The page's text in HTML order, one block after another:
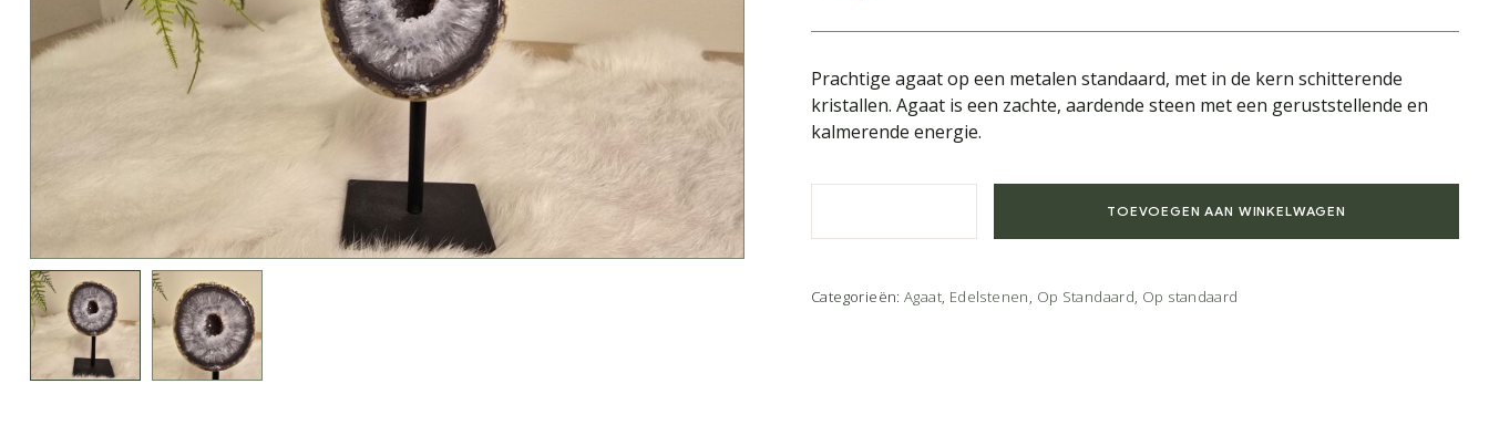
Prachtige agaat op een metalen standaard, met in de kern schitterende
kristallen. Agaat is een zachte, aardende steen met een geruststellende en
kalmerende energie.
TOEVOEGEN AAN WINKELWAGEN
Categorieën:Agaat Edelstenen Op Standaard Op standaard